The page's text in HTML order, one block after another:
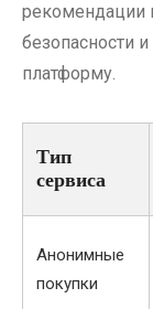
рекомендации
безопасности
платформу.
Тип
сервиса
Анонимные
покупки